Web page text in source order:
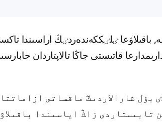
ٸلٸككەندەردٸڭ اراسىندا
قاتىستى جاڭا تالاپتاردان
بۇل شارالاردىڭ ماقساتى
تابىستاردى زاڭ اياسىندا